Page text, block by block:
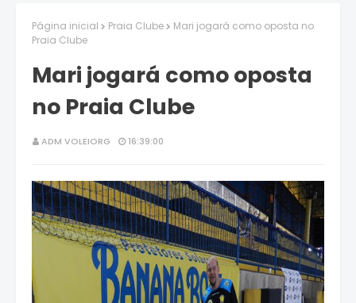
Página inicial Praia Clube
Mari jogará como oposta no
Praia Clube
Mari jogará como oposta
no Praia Clube
ADM VOLEIORG 16:39:00